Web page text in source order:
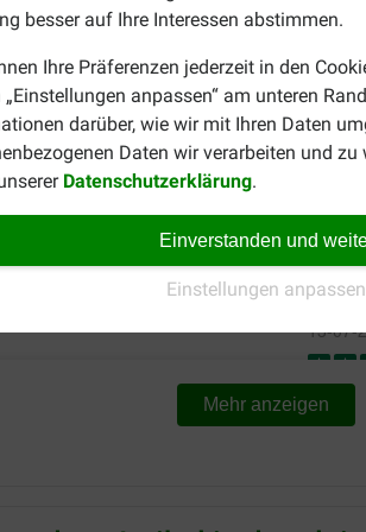
besser auf Ihre Interessen abstimmen.
Ihre Präferenzen jederzeit in den
„Einstellungen anpassen“ am unteren
darüber, wie wir mit Ihren Daten
Daten wir verarbeiten und
Datenschutzerklärung.
Einverstanden und
Einstellungen anpassen
Preis –
Leistungsverhältnis:
vindt
19-07-
Zeer
13-07-
si je
Mehr anzeigen